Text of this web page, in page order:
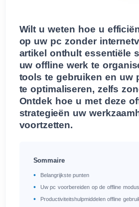
Wilt u weten hoe u
op uw pc zonder
artikel onthult essentiële
uw offline werk te
tools te gebruiken en uw
te optimaliseren, zelfs
Ontdek hoe u met deze
strategieën uw
voortzetten.
Sommaire
Belangrijkste punten
Uw pc voorbereiden op de offline modus
Productiviteitshulpmiddelen offline